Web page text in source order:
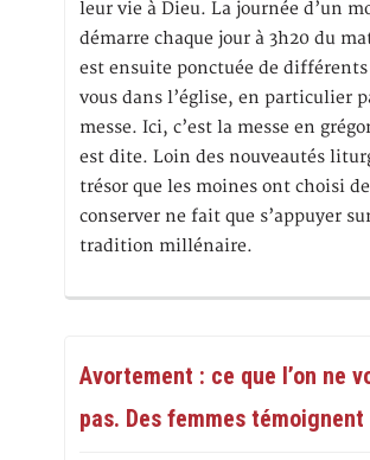
leur vie à Dieu. La journée d’un
démarre chaque jour à 3h20 du
est ensuite ponctuée de
vous dans l’église, en particulier
messe. Ici, c’est la messe en
est dite. Loin des nouveautés
trésor que les moines ont choisi de
conserver ne fait que s’appuyer
tradition millénaire.
Avortement : ce que l’on ne
pas. Des femmes témoignent